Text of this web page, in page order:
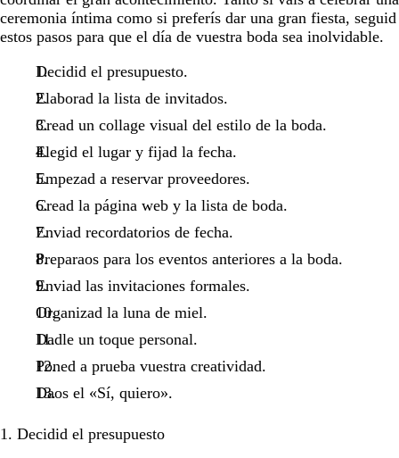
ceremonia íntima como si preferís dar una gran fiesta, seguid
estos pasos para que el día de vuestra boda sea inolvidable.
Decidid el presupuesto.
Elaborad la lista de invitados.
Cread un collage visual del estilo de la boda.
Elegid el lugar y fijad la fecha.
Empezad a reservar proveedores.
Cread la página web y la lista de boda.
Enviad recordatorios de fecha.
Preparaos para los eventos anteriores a la boda.
Enviad las invitaciones formales.
Organizad la luna de miel.
Dadle un toque personal.
Poned a prueba vuestra creatividad.
Daos el «Sí, quiero».
1. Decidid el presupuesto